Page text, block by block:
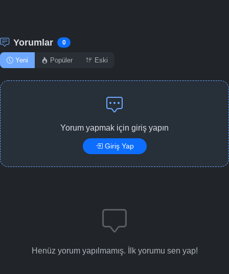
Yorumlar 0
Yeni Popüler Eski
Yorum yapmak için giriş yapın
Giriş Yap
Henüz yorum yapılmamış. İlk yorumu sen yap!